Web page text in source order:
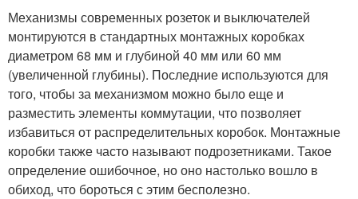
Механизмы современных розеток и выключателей
монтируются в стандартных монтажных коробках
диаметром 68 мм и глубиной 40 мм или 60 мм
(увеличенной глубины). Последние используются для
того, чтобы за механизмом можно было еще и
разместить элементы коммутации, что позволяет
избавиться от распределительных коробок. Монтажные
коробки также часто называют подрозетниками. Такое
определение ошибочное, но оно настолько вошло в
обиход, что бороться с этим бесполезно.